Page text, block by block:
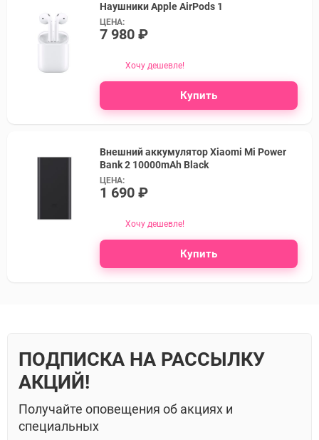
Наушники Apple AirPods 1
ЦЕНА:
7 980 ₽
Хочу дешевле!
Купить
Внешний аккумулятор Xiaomi Mi Power
Bank 2 10000mAh Black
ЦЕНА:
1 690 ₽
Хочу дешевле!
Купить
ПОДПИСКА НА РАССЫЛКУ
АКЦИЙ!
Получайте оповещения об акциях и
специальных